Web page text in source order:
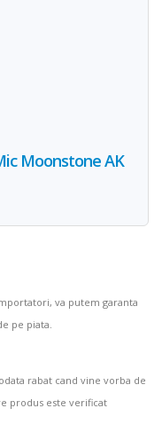
Moonstone AK
va putem garanta
pe piata.
rabat cand vine vorba de
produs este verificat